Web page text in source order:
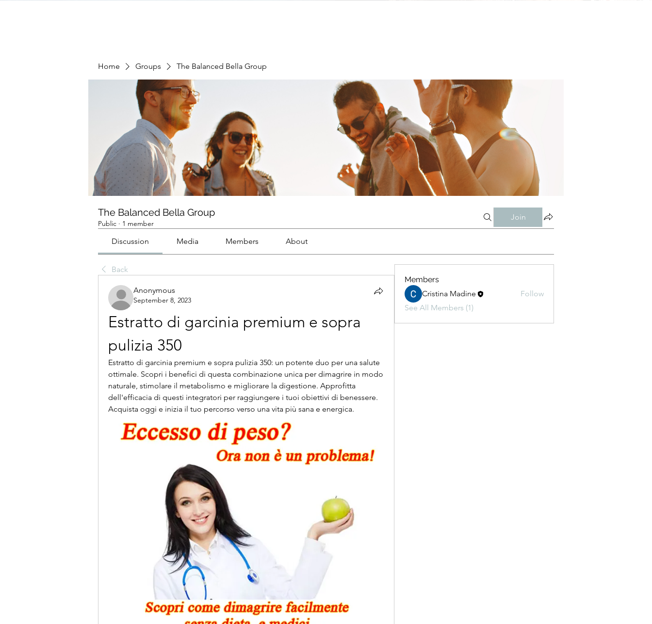
Home Groups The Balanced Bella Group
The Balanced Bella Group
Public · 1 member
Join
Discussion Media Members About
Back
Anonymous
September 8, 2023
Estratto di garcinia premium e sopra
pulizia 350
Estratto di garcinia premium e sopra pulizia 350: un potente duo per una salute
ottimale. Scopri i benefici di questa combinazione unica per dimagrire in modo
naturale, stimolare il metabolismo e migliorare la digestione. Approfitta
dell'efficacia di questi integratori per raggiungere i tuoi obiettivi di benessere.
Acquista oggi e inizia il tuo percorso verso una vita più sana e energica.
Members
Cristina Madine
Follow
See All Members (1)